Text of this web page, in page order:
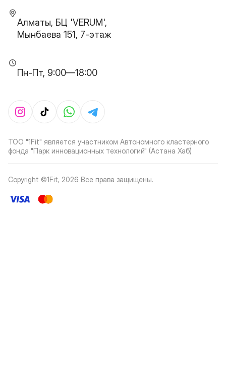
Алматы, БЦ 'VERUM',
Мынбаева 151, 7-этаж
Пн-Пт, 9:00—18:00
ТОО "1Fit" является участником Автономного кластерного
фонда "Парк инновационных технологий" (Астана Хаб)
Copyright ©1Fit, 2026 Все права защищены.